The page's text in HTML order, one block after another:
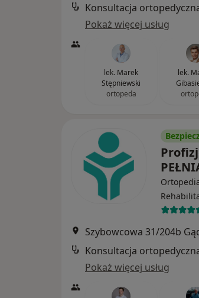
Konsultacja
Pokaż więcej usług
lek. Marek
Stępniewski
ortopeda
lek.
Konsultacja
Pokaż więcej usług